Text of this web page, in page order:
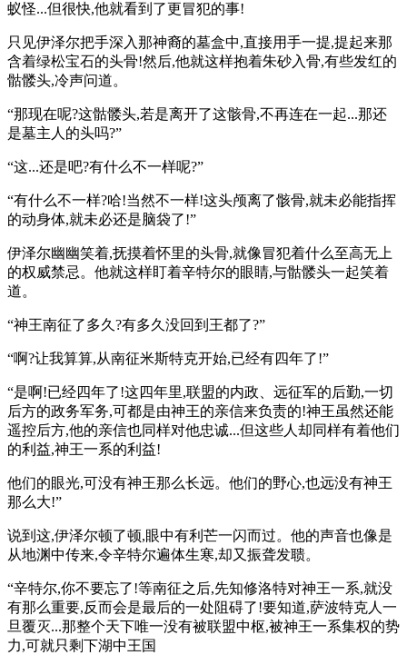
蚁怪...但很快,他就看到了更冒犯的事!
只见伊泽尔把手深入那神裔的墓盒中,直接用手一提,提起来那
含着绿松宝石的头骨!然后,他就这样抱着朱砂入骨,有些发红的
骷髅头,冷声问道。
“那现在呢?这骷髅头,若是离开了这骸骨,不再连在一起...那还
是墓主人的头吗?”
“这...还是吧?有什么不一样呢?”
“有什么不一样?哈!当然不一样!这头颅离了骸骨,就未必能指挥
的动身体,就未必还是脑袋了!”
伊泽尔幽幽笑着,抚摸着怀里的头骨,就像冒犯着什么至高无上
的权威禁忌。他就这样盯着辛特尔的眼睛,与骷髅头一起笑着
道。
“神王南征了多久?有多久没回到王都了?”
“啊?让我算算,从南征米斯特克开始,已经有四年了!”
“是啊!已经四年了!这四年里,联盟的内政、远征军的后勤,一切
后方的政务军务,可都是由神王的亲信来负责的!神王虽然还能
遥控后方,他的亲信也同样对他忠诚...但这些人却同样有着他们
的利益,神王一系的利益!
他们的眼光,可没有神王那么长远。他们的野心,也远没有神王
那么大!”
说到这,伊泽尔顿了顿,眼中有利芒一闪而过。他的声音也像是
从地渊中传来,令辛特尔遍体生寒,却又振聋发聩。
“辛特尔,你不要忘了!等南征之后,先知修洛特对神王一系,就没
有那么重要,反而会是最后的一处阻碍了!要知道,萨波特克人一
旦覆灭...那整个天下唯一没有被联盟中枢,被神王一系集权的势
力,可就只剩下湖中王国